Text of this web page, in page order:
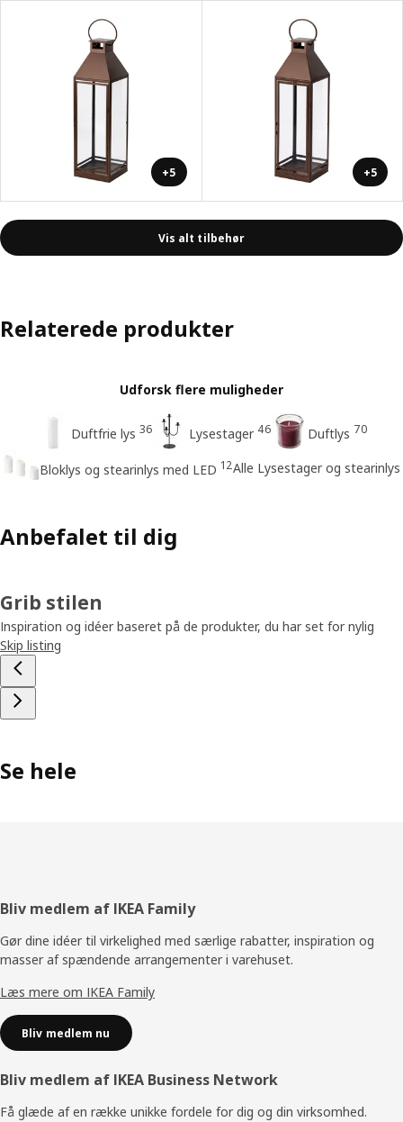
+5 +5
Vis alt tilbehør
Relaterede produkter
Udforsk flere muligheder
Duftfrie lys 36 Lysestager 46 Duftlys 70
Bloklys og stearinlys med LED 12Alle Lysestager og stearinlys
Anbefalet til dig
Grib stilen
Inspiration og idéer baseret på de produkter, du har set for nylig
Skip listing
Se hele
Footer
Bliv medlem af IKEA Family
Gør dine idéer til virkelighed med særlige rabatter, inspiration og
masser af spændende arrangementer i varehuset.
Læs mere om IKEA Family
Bliv medlem nu
Bliv medlem af IKEA Business Network
Få glæde af en række unikke fordele for dig og din virksomhed.